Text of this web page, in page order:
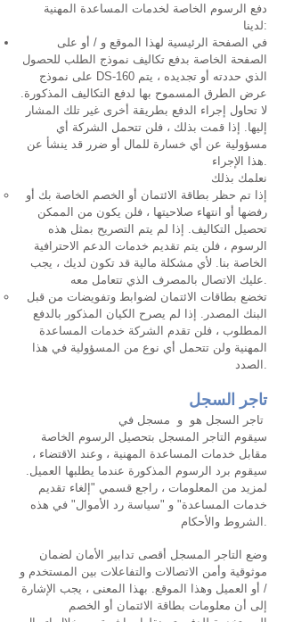
دفع الرسوم الخاصة لخدمات المساعدة المهنية
لدينا:
في الصفحة الرئيسية لهذا الموقع و / أو على
الصفحة الخاصة بدفع تكاليف نموذج الطلب للحصول
على نموذج DS-160 الذي حددته أو تجديده ، يتم
عرض الطرق المسموح بها لدفع التكاليف المذكورة.
لا تحاول إجراء الدفع بطريقة أخرى غير تلك المشار
إليها. إذا قمت بذلك ، فلن تتحمل الشركة أي
مسؤولية عن أي خسارة للمال أو ضرر قد ينشأ عن
هذا الإجراء.
نعلمك بذلك
إذا تم حظر بطاقة الائتمان أو الخصم الخاصة بك أو
رفضها أو انتهاء صلاحيتها ، فلن يكون من الممكن
تحصيل التكاليف. إذا لم يتم التصريح بمثل هذه
الرسوم ، فلن يتم تقديم خدمات الدعم الاحترافية
الخاصة بنا. لأي مشكلة مالية قد تكون لديك ، يجب
عليك الاتصال بالمصرف الذي تتعامل معه.
تخضع بطاقات الائتمان لضوابط وتفويضات من قبل
البنك المصدر. إذا لم يصرح الكيان المذكور بالدفع
المطلوب ، فلن تقدم الشركة خدمات المساعدة
المهنية ولن تتحمل أي نوع من المسؤولية في هذا
الصدد.
تاجر السجل
تاجر السجل هو و
مسجل في
سيقوم التاجر المسجل بتحصيل الرسوم الخاصة
مقابل خدمات المساعدة المهنية ، وعند الاقتضاء ،
سيقوم برد الرسوم المذكورة عندما يطلبها العميل.
لمزيد من المعلومات ، راجع قسمي "إلغاء تقديم
خدمات المساعدة" و "سياسة رد الأموال" في هذه
الشروط والأحكام.
وضع التاجر المسجل أقصى تدابير الأمان لضمان
موثوقية وأمن الاتصالات والتفاعلات بين المستخدم و
/ أو العميل وهذا الموقع. بهذا المعنى ، يجب الإشارة
إلى أن معلومات بطاقة الائتمان أو الخصم